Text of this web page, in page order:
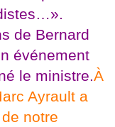
de Bernard
événement
le ministre.À
Ayrault a
notre